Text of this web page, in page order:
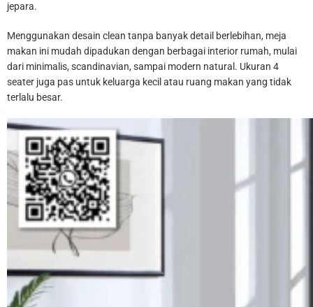
jepara.
Menggunakan desain clean tanpa banyak detail berlebihan, meja
makan ini mudah dipadukan dengan berbagai interior rumah, mulai
dari minimalis, scandinavian, sampai modern natural. Ukuran 4
seater juga pas untuk keluarga kecil atau ruang makan yang tidak
terlalu besar.